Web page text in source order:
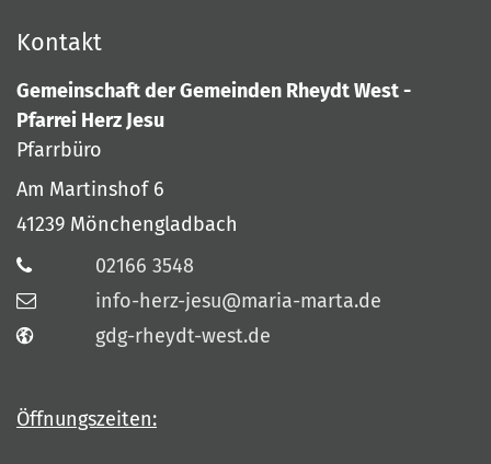
Kontakt
Gemeinschaft der Gemeinden Rheydt West -
Pfarrei Herz Jesu
Pfarrbüro
Am Martinshof 6
41239 Mönchengladbach
02166 3548
info-herz-jesu@maria-marta.de
gdg-rheydt-west.de
Öffnungszeiten: